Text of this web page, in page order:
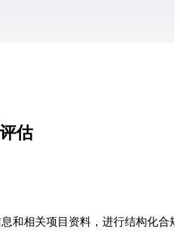
估
和相关项目资料，进行结构化合